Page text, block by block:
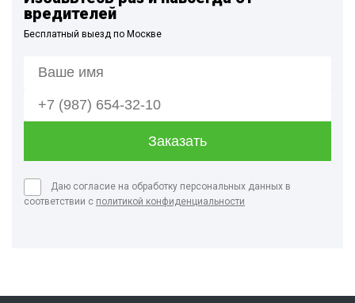
вредителей
Бесплатный выезд по Москве
Даю согласие на обработку персональных данных в
соответствии с политикой конфиденциальности